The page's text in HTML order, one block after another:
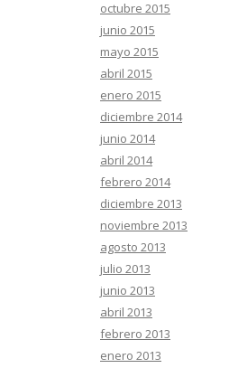
octubre 2015
junio 2015
mayo 2015
abril 2015
enero 2015
diciembre 2014
junio 2014
abril 2014
febrero 2014
diciembre 2013
noviembre 2013
agosto 2013
julio 2013
junio 2013
abril 2013
febrero 2013
enero 2013